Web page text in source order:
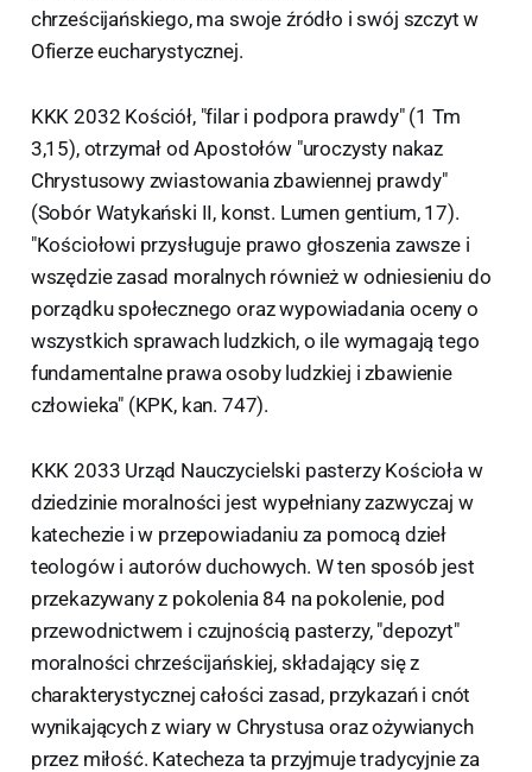
chrześcijańskiego, ma swoje źródło i swój szczyt w
Ofierze eucharystycznej.
KKK 2032 Kościół, "filar i podpora prawdy" (1 Tm
3,15), otrzymał od Apostołów "uroczysty nakaz
Chrystusowy zwiastowania zbawiennej prawdy"
(Sobór Watykański II, konst. Lumen gentium, 17).
"Kościołowi przysługuje prawo głoszenia zawsze i
wszędzie zasad moralnych również w odniesieniu do
porządku społecznego oraz wypowiadania oceny o
wszystkich sprawach ludzkich, o ile wymagają tego
fundamentalne prawa osoby ludzkiej i zbawienie
człowieka" (KPK, kan. 747).
KKK 2033 Urząd Nauczycielski pasterzy Kościoła w
dziedzinie moralności jest wypełniany zazwyczaj w
katechezie i w przepowiadaniu za pomocą dzieł
teologów i autorów duchowych. W ten sposób jest
przekazywany z pokolenia 84 na pokolenie, pod
przewodnictwem i czujnością pasterzy, "depozyt"
moralności chrześcijańskiej, składający się z
charakterystycznej całości zasad, przykazań i cnót
wynikających z wiary w Chrystusa oraz ożywianych
przez miłość. Katecheza ta przyjmuje tradycyjnie za